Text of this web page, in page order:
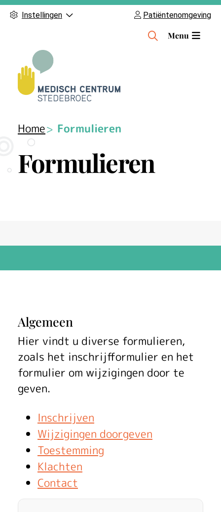
Instellingen Patiëntenomgeving
H
Menu
Home Formulieren
Formulieren
F
o
r
m
u
e
r
Algemeen
Hier vindt u diverse formulieren,
zoals het inschrijfformulier en het
formulier om wijzigingen door te
geven.
Inschrijven
Wijzigingen doorgeven
Toestemming
Klachten
Contact